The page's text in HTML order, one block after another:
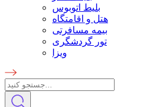
بلیط اتوبوس
هتل و اقامتگاه
بیمه مسافرتی
تور گردشگری
ویزا